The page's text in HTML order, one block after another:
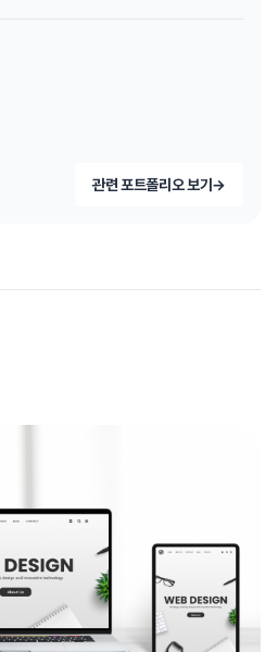
관련 포트폴리오 보기→